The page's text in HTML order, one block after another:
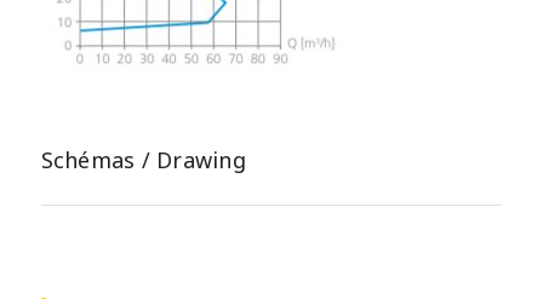
Schémas / Drawing